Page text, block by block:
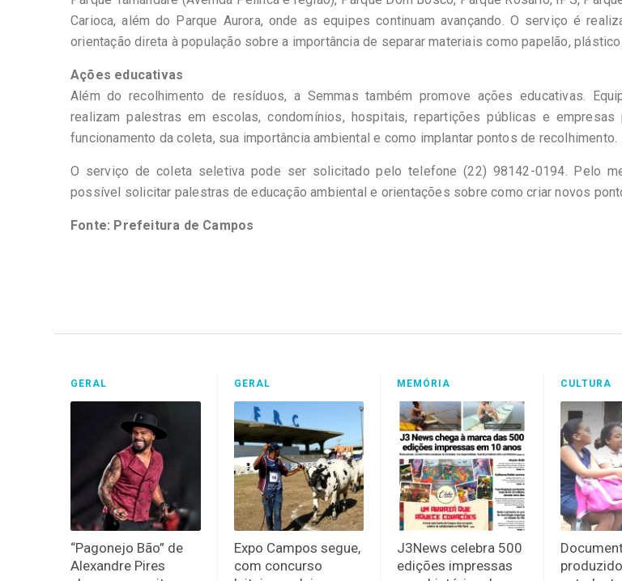
Carioca, além do Parque Aurora, onde as equipes continuam avançando. O serviço é
orientação direta à população sobre a importância de separar materiais como papelão,
Ações educativas
Além do recolhimento de resíduos, a Semmas também promove ações educativas.
realizam palestras em escolas, condomínios, hospitais, repartições públicas e empresas
funcionamento da coleta, sua importância ambiental e como implantar pontos de recolhimento.
O serviço de coleta seletiva pode ser solicitado pelo telefone (22) 98142-0194. Pelo
possível solicitar palestras de educação ambiental e orientações sobre como criar novos
Fonte: Prefeitura de Campos
GERAL
“Pagonejo Bão” de
Alexandre Pires
GERAL
Expo Campos segue,
com concurso
MEMÓRIA
J3News celebra 500
edições impressas
CULTURA